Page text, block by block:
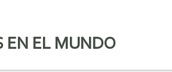
EN EL MUNDO